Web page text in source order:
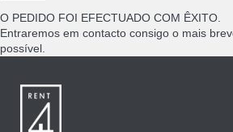
O PEDIDO FOI EFECTUADO COM ÊXITO.
Entraremos em contacto consigo o mais
possível.